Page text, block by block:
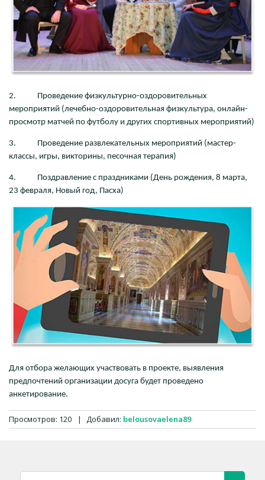
2. Проведение физкультурно-оздоровительных
мероприятий (лечебно-оздоровительная физкультура, онлайн-
просмотр матчей по футболу и других спортивных мероприятий)
3. Проведение развлекательных мероприятий (мастер-
классы, игры, викторины, песочная терапия)
4. Поздравление с праздниками (День рождения, 8 марта,
23 февраля, Новый год, Пасха)
Для отбора желающих участвовать в проекте, выявления
предпочтений организации досуга будет проведено
анкетирование.
Просмотров: 120 | Добавил: belousovaelena89